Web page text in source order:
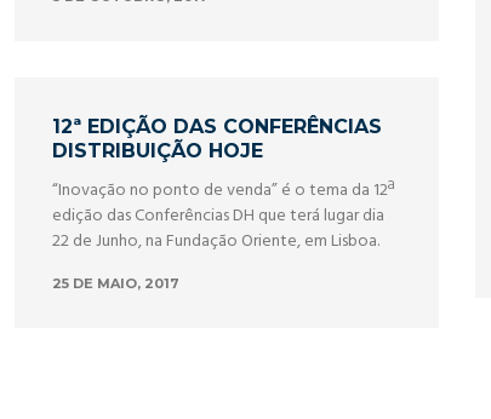
12ª EDIÇÃO DAS CONFERÊNCIAS
DISTRIBUIÇÃO HOJE
“Inovação no ponto de venda” é o tema da 12ª
edição das Conferências DH que terá lugar dia
22 de Junho, na Fundação Oriente, em Lisboa.
25 DE MAIO, 2017